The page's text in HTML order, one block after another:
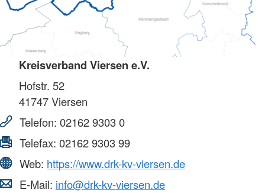
Kreisverband Viersen e.V.
Hofstr. 52
41747Viersen
Telefon: 02162 9303 0
Telefax: 02162 9303 99
Web: https://www.drk-kv-viersen.de
E-Mail: info@drk-kv-viersen.de